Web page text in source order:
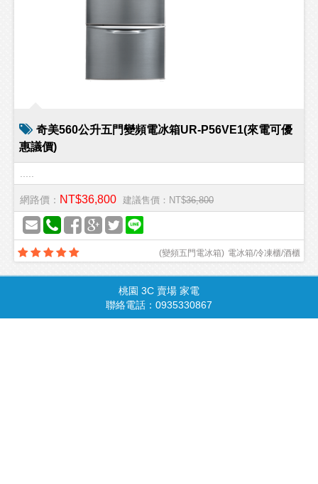
奇美560公升五門變頻電冰箱UR-P56VE1(來電可優
惠議價)
網路價： NT$36,800 建議售價：NT$36,800
電冰箱/冷凍櫃/酒櫃
(變頻五門電冰箱)
請由此進入
桃園 3C 賣場 家電
聯絡電話：0935330867